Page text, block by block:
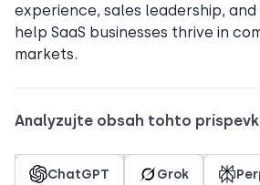
experience, sales leadership,
help SaaS businesses thrive in
markets.
Analyzujte obsah tohto
ChatGPT Grok